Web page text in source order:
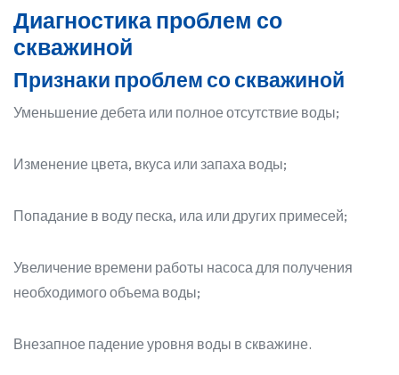
Диагностика проблем со
скважиной
Признаки проблем со скважиной
Уменьшение дебета или полное отсутствие воды;
Изменение цвета, вкуса или запаха воды;
Попадание в воду песка, ила или других примесей;
Увеличение времени работы насоса для получения
необходимого объема воды;
Внезапное падение уровня воды в скважине.